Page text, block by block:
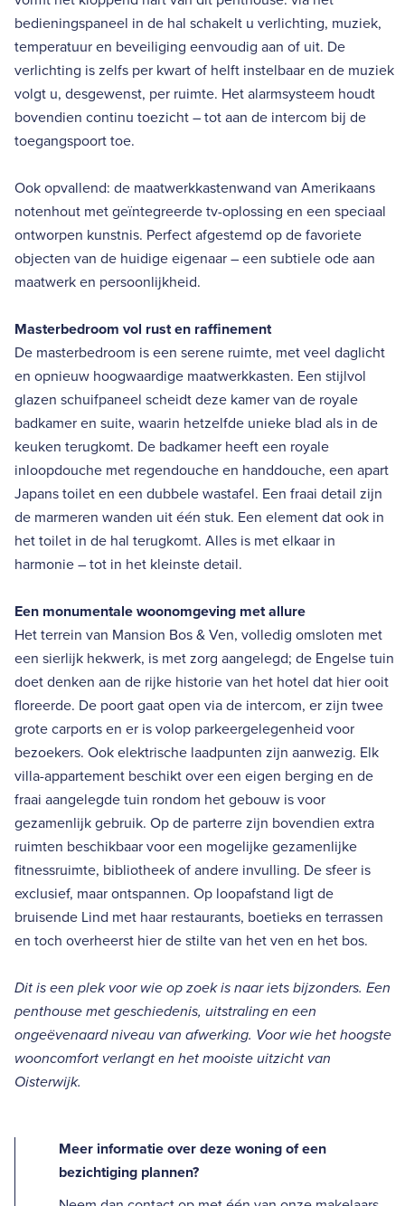
bedieningspaneel in de hal schakelt u verlichting, muziek,
temperatuur en beveiliging eenvoudig aan of uit. De
verlichting is zelfs per kwart of helft instelbaar en de muziek
volgt u, desgewenst, per ruimte. Het alarmsysteem houdt
bovendien continu toezicht – tot aan de intercom bij de
toegangspoort toe.
Ook opvallend: de maatwerkkastenwand van Amerikaans
notenhout met geïntegreerde tv-oplossing en een speciaal
ontworpen kunstnis. Perfect afgestemd op de favoriete
objecten van de huidige eigenaar – een subtiele ode aan
maatwerk en persoonlijkheid.
Masterbedroom vol rust en raffinement
De masterbedroom is een serene ruimte, met veel daglicht
en opnieuw hoogwaardige maatwerkkasten. Een stijlvol
glazen schuifpaneel scheidt deze kamer van de royale
badkamer en suite, waarin hetzelfde unieke blad als in de
keuken terugkomt. De badkamer heeft een royale
inloopdouche met regendouche en handdouche, een apart
Japans toilet en een dubbele wastafel. Een fraai detail zijn
de marmeren wanden uit één stuk. Een element dat ook in
het toilet in de hal terugkomt. Alles is met elkaar in
harmonie – tot in het kleinste detail.
Een monumentale woonomgeving met allure
Het terrein van Mansion Bos & Ven, volledig omsloten met
een sierlijk hekwerk, is met zorg aangelegd; de Engelse tuin
doet denken aan de rijke historie van het hotel dat hier ooit
floreerde. De poort gaat open via de intercom, er zijn twee
grote carports en er is volop parkeergelegenheid voor
bezoekers. Ook elektrische laadpunten zijn aanwezig. Elk
villa-appartement beschikt over een eigen berging en de
fraai aangelegde tuin rondom het gebouw is voor
gezamenlijk gebruik. Op de parterre zijn bovendien extra
ruimten beschikbaar voor een mogelijke gezamenlijke
fitnessruimte, bibliotheek of andere invulling. De sfeer is
exclusief, maar ontspannen. Op loopafstand ligt de
bruisende Lind met haar restaurants, boetieks en terrassen
en toch overheerst hier de stilte van het ven en het bos.
Dit is een plek voor wie op zoek is naar iets bijzonders. Een
penthouse met geschiedenis, uitstraling en een
ongeëvenaard niveau van afwerking. Voor wie het hoogste
wooncomfort verlangt en het mooiste uitzicht van
Oisterwijk.
Meer informatie over deze woning of een
bezichtiging plannen?